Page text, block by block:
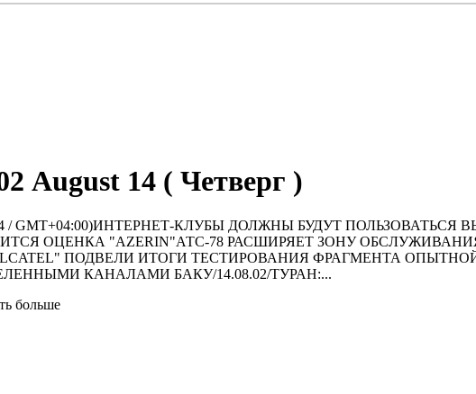
August 14 ( Четверг )
/ GMT+04:00)ИНТЕРНЕТ-КЛУБЫ ДОЛЖНЫ БУДУТ
ОЦЕНКА "AZERIN"АТС-78 РАСШИРЯЕТ ЗОНУ
ПОДВЕЛИ ИТОГИ ТЕСТИРОВАНИЯ ФРАГМЕНТА
КАНАЛАМИ БАКУ/14.08.02/ТУРАН:...
больше